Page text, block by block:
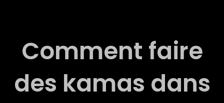
Comment faire
des kamas dans